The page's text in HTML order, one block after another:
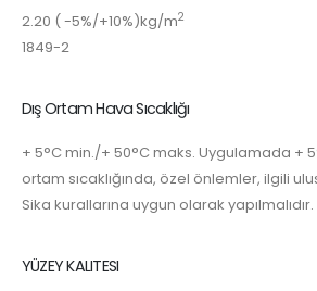
2.20 ( -5%/+10%)kg/m2
1849-2
Dış Ortam Hava Sıcaklığı
+ 5°C min./+ 50°C maks. Uygulamada +
ortam sıcaklığında, özel önlemler, ilgili
Sika kurallarına uygun olarak yapılmalıdır.
YÜZEY KALITESI